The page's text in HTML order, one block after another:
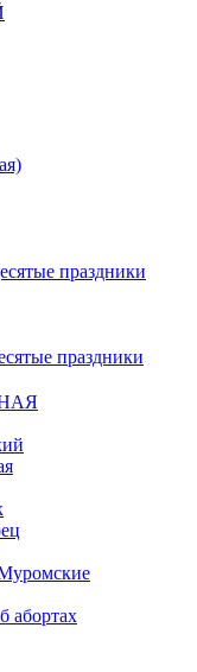
праздники
праздники
абортах